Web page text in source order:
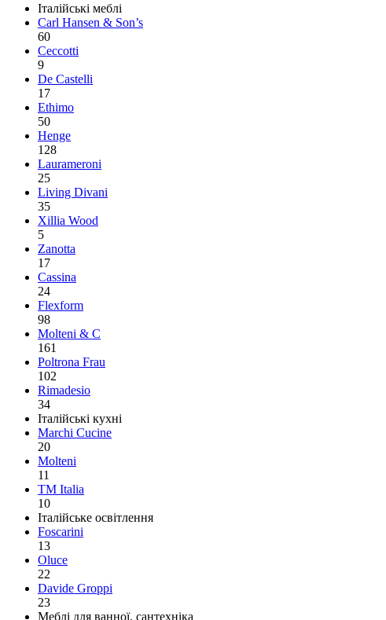
Італійські меблі
Carl Hansen & Son’s
60
Ceccotti
9
De Castelli
17
Ethimo
50
Henge
128
Laurameroni
25
Living Divani
35
Xillia Wood
5
Zanotta
17
Cassina
24
Flexform
98
Molteni & C
161
Poltrona Frau
102
Rimadesio
34
Італійські кухні
Marchi Cucine
20
Molteni
11
TM Italia
10
Італійське освітлення
Foscarini
13
Oluce
22
Davide Groppi
23
Меблі для ванної, сантехніка